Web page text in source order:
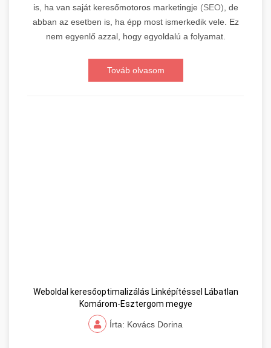
is, ha van saját keresőmotoros marketingje (SEO) , de
abban az esetben is, ha épp most ismerkedik vele. Ez
nem egyenlő azzal, hogy egyoldalú a folyamat.
Továb olvasom
Weboldal keresőoptimalizálás Linképítéssel Lábatlan
Komárom-Esztergom megye
Írta: Kovács Dorina